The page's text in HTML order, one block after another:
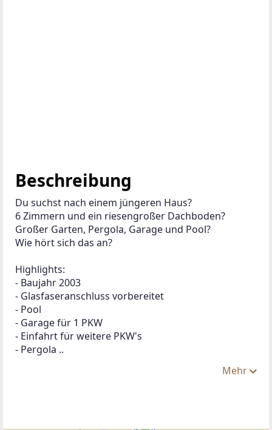
Beschreibung
Du suchst nach einem jüngeren Haus?
6 Zimmern und ein riesengroßer Dachboden?
Großer Garten, Pergola, Garage und Pool?
Wie hört sich das an?
Highlights:
- Baujahr 2003
- Glasfaseranschluss vorbereitet
- Pool
- Garage für 1 PKW
- Einfahrt für weitere PKW's
- Pergola ..
Mehr